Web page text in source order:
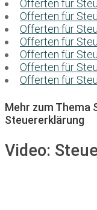
Offerten für
Offerten für
Offerten für
Offerten für
Offerten für
Offerten für
Offerten für
Mehr zum Thema
Steuererklärung
Video: